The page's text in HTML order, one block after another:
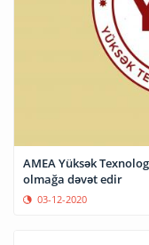
AMEA Yüksək
olmağa dəvət edir
03-12-2020